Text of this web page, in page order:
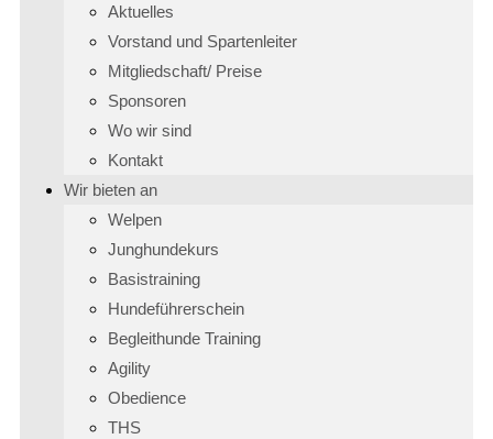
Aktuelles
Vorstand und Spartenleiter
Mitgliedschaft/ Preise
Sponsoren
Wo wir sind
Kontakt
Wir bieten an
Welpen
Junghundekurs
Basistraining
Hundeführerschein
Begleithunde Training
Agility
Obedience
THS